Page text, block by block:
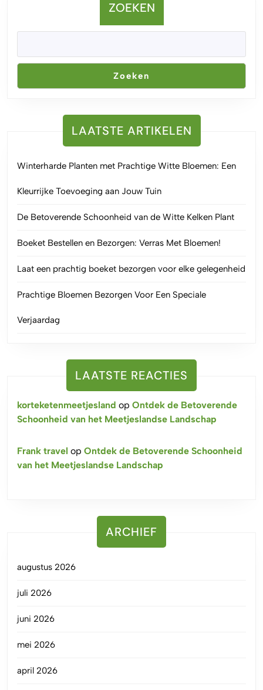
ZOEKEN
Zoeken
LAATSTE ARTIKELEN
Winterharde Planten met Prachtige Witte Bloemen: Een
Kleurrijke Toevoeging aan Jouw Tuin
De Betoverende Schoonheid van de Witte Kelken Plant
Boeket Bestellen en Bezorgen: Verras Met Bloemen!
Laat een prachtig boeket bezorgen voor elke gelegenheid
Prachtige Bloemen Bezorgen Voor Een Speciale
Verjaardag
LAATSTE REACTIES
korteketenmeetjesland op Ontdek de Betoverende
Schoonheid van het Meetjeslandse Landschap
Frank travel op Ontdek de Betoverende Schoonheid
van het Meetjeslandse Landschap
ARCHIEF
augustus 2026
juli 2026
juni 2026
mei 2026
april 2026